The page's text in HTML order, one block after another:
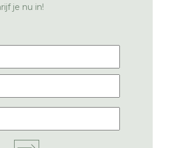
je nu in!